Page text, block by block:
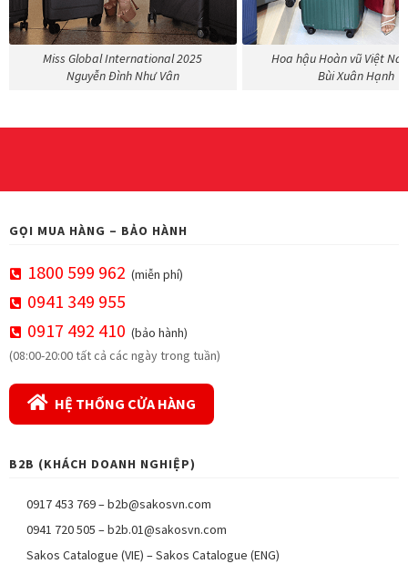
Miss Global International 2025
Nguyễn Đình Như Vân
Hoa hậu Hoàn vũ Việt
Bùi Xuân Hạnh
GỌI MUA HÀNG – BẢO HÀNH
1800 599 962 (miễn phí)
0941 349 955
0917 492 410 (bảo hành)
(08:00-20:00 tất cả các ngày trong tuần)
HỆ THỐNG CỬA HÀNG
B2B (KHÁCH DOANH NGHIỆP)
0917 453 769–b2b@sakosvn.com
0941 720 505 –b2b.01@sakosvn.com
Sakos Catalogue (VIE) –Sakos Catalogue (ENG)